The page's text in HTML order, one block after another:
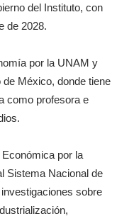
del Instituto, con
de 2028.
por la UNAM y
México, donde tiene
como profesora e
por la
Sistema Nacional de
sobre